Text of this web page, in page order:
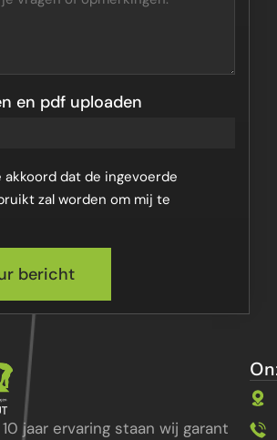
jaar ervaring staan wij garant
en pdf uploaden
akkoord dat de ingevoerde
zal worden om mij te
bericht